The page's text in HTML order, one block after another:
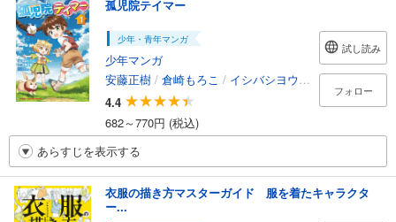
孤児院テイマー
少年・青年マンガ
少年マンガ
安藤正樹 / 倉崎もろこ / イシバシヨウスケ
4.4
682～770円 (税込)
試し読み
フォロー
あらすじを表示する
衣服の描き方マスターガイド 服を着たキャラクタ
ー...